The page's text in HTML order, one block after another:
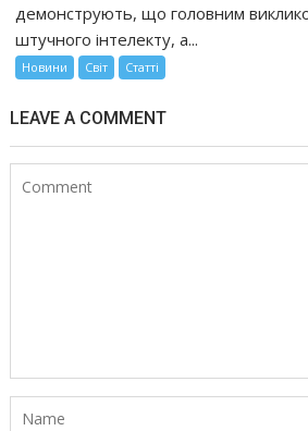
демонструють, що головним
штучного інтелекту, а...
Новини Світ Статті
LEAVE A COMMENT